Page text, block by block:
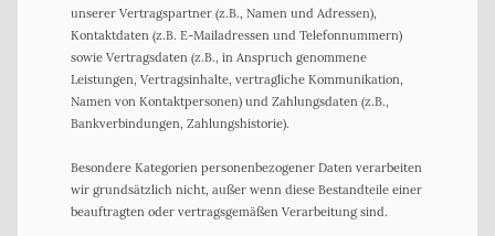
unserer Vertragspartner (z.B., Namen und Adressen),
Kontaktdaten (z.B. E-Mailadressen und Telefonnummern)
sowie Vertragsdaten (z.B., in Anspruch genommene
Leistungen, Vertragsinhalte, vertragliche Kommunikation,
Namen von Kontaktpersonen) und Zahlungsdaten (z.B.,
Bankverbindungen, Zahlungshistorie).
Besondere Kategorien personenbezogener Daten verarbeiten
wir grundsätzlich nicht, außer wenn diese Bestandteile einer
beauftragten oder vertragsgemäßen Verarbeitung sind.